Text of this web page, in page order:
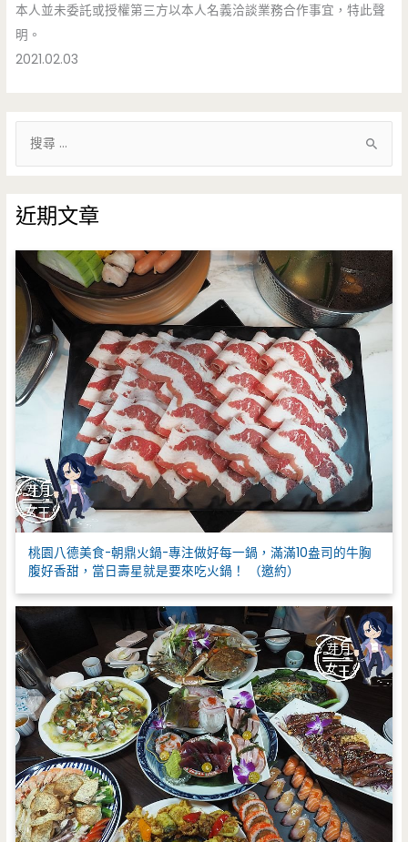
本人並未委託或授權第三方以本人名義洽談業務合作事宜，特此聲
明。
2021.02.03
鍵
字
:
近期文章
桃園八德美食-朝鼎火鍋-專注做好每一鍋，滿滿10盎司的牛胸
腹好香甜，當日壽星就是要來吃火鍋！ （邀約）